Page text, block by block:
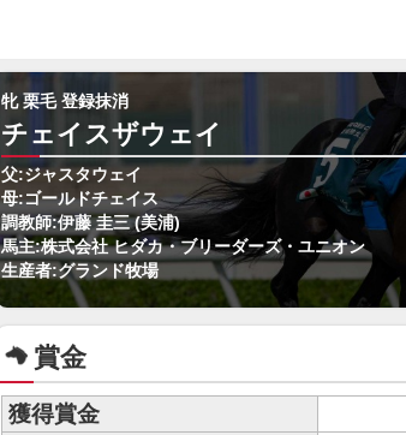
牝 栗毛 登録抹消
チェイスザウェイ
父:ジャスタウェイ
母:ゴールドチェイス
調教師:伊藤 圭三 (美浦)
馬主:株式会社 ヒダカ・ブリーダーズ・ユニオン
生産者:グランド牧場
賞金
獲得賞金